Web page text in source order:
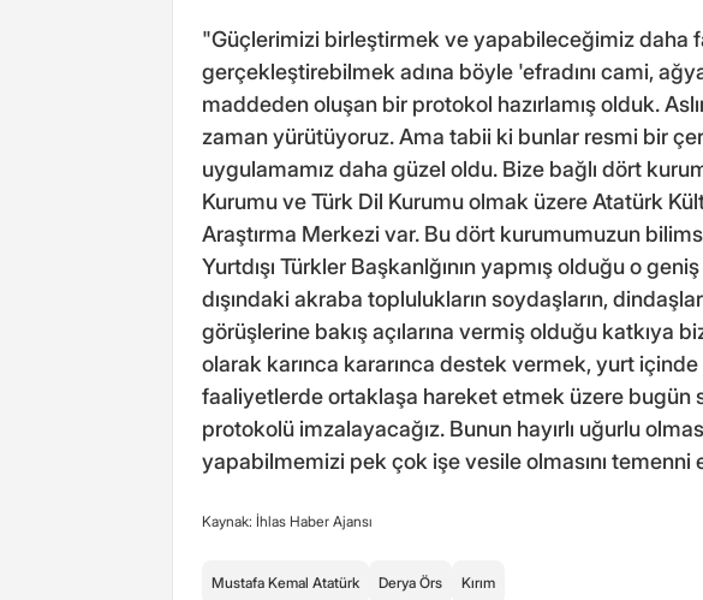
"Güçlerimizi birleştirmek ve yapabileceğimiz daha
gerçekleştirebilmek adına böyle 'efradını cami,
maddeden oluşan bir protokol hazırlamış olduk.
zaman yürütüyoruz. Ama tabii ki bunlar resmi bir
uygulamamız daha güzel oldu. Bize bağlı dört
Kurumu ve Türk Dil Kurumu olmak üzere Atatürk
Araştırma Merkezi var. Bu dört kurumumuzun
Yurtdışı Türkler Başkanlğının yapmış olduğu o
dışındaki akraba toplulukların soydaşların,
görüşlerine bakış açılarına vermiş olduğu katkıya
olarak karınca kararınca destek vermek, yurt içinde
faaliyetlerde ortaklaşa hareket etmek üzere bugün
protokolü imzalayacağız. Bunun hayırlı uğurlu
yapabilmemizi pek çok işe vesile olmasını
Kaynak: İhlas Haber Ajansı
Mustafa Kemal Atatürk Derya Örs Kırım